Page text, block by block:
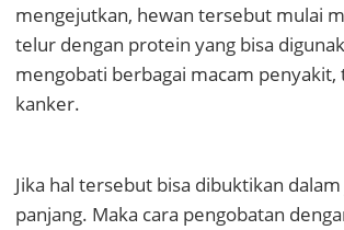
mengejutkan, hewan tersebut mulai
telur dengan protein yang bisa
mengobati berbagai macam penyakit,
kanker.
Jika hal tersebut bisa dibuktikan dalam
panjang. Maka cara pengobatan